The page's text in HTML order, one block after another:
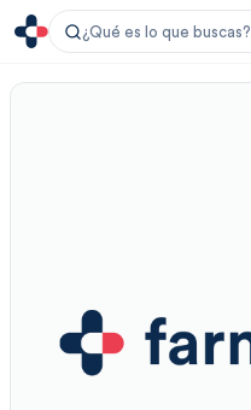
¿Qué es lo que buscas?